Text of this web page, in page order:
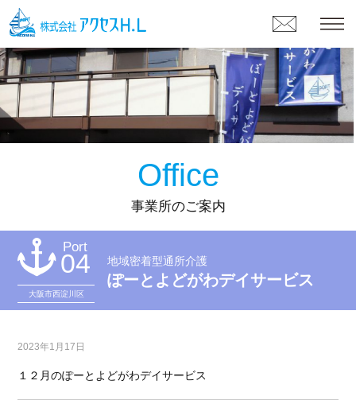
Office
事業所のご案内
Port
04
大阪市西淀川区
地域密着型通所介護
ぽーとよどがわデイサービス
2023年1月17日
１２月のぽーとよどがわデイサービス